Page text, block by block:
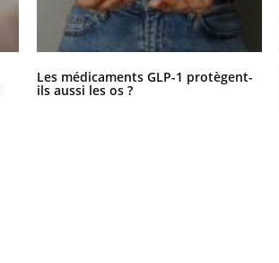
Les médicaments GLP-1 protègent-
ils aussi les os ?